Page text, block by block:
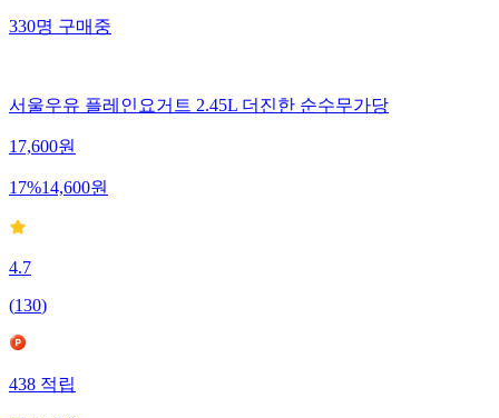
330명구매중
서울우유 플레인요거트 2.45L 더진한 순수무가당
17,600원
17%14,600원
4.7
(130)
438적립